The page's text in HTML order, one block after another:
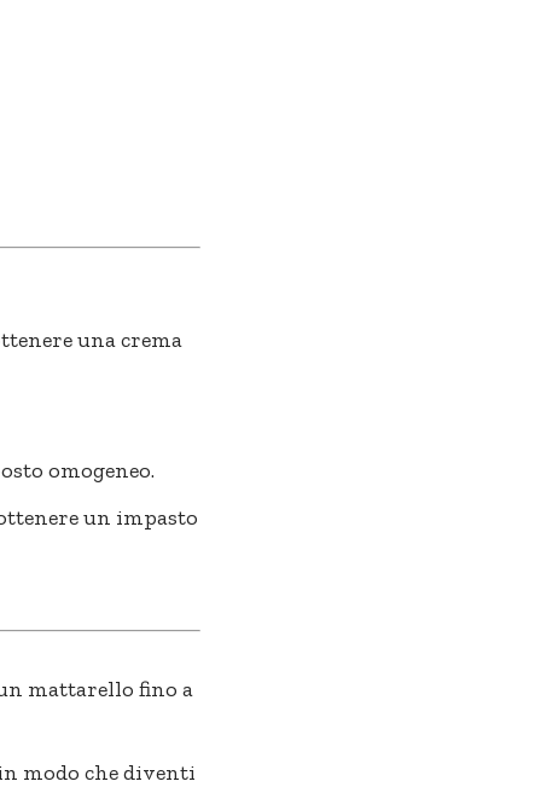
unacrema
omogeneo.
un impasto
mattarello fino a
modo che diventi